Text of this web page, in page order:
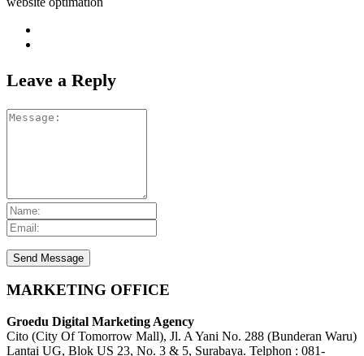
Leave a Reply
MARKETING OFFICE
Groedu Digital Marketing Agency
Cito (City Of Tomorrow Mall), Jl. A Yani No. 288 (Bunderan Waru)
Lantai UG, Blok US 23, No. 3 & 5, Surabaya. Telphon : 081-